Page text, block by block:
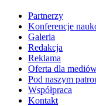
Partnerzy
Konferencje
Galeria
Redakcja
Reklama
Oferta dla
Pod naszym
Współpraca
Kontakt